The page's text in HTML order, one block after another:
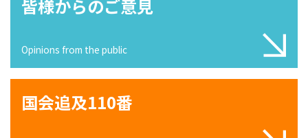
皆様からのご意見
Opinions from the public
国会追及110番